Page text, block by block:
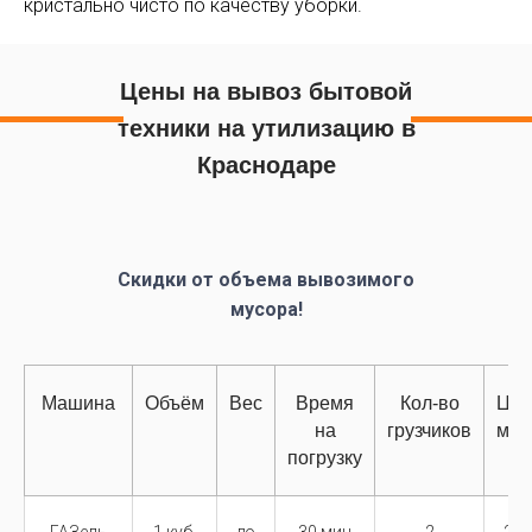
кристально чисто по качеству уборки.
Цены на вывоз бытовой
техники на утилизацию в
Краснодаре
Скидки от объема вывозимого
мусора!
Машина Объём Вес
Время
на
погрузку
Кол-во
грузчиков